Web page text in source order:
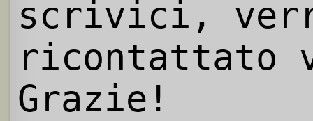
scrivici,
ricontattato
Grazie!